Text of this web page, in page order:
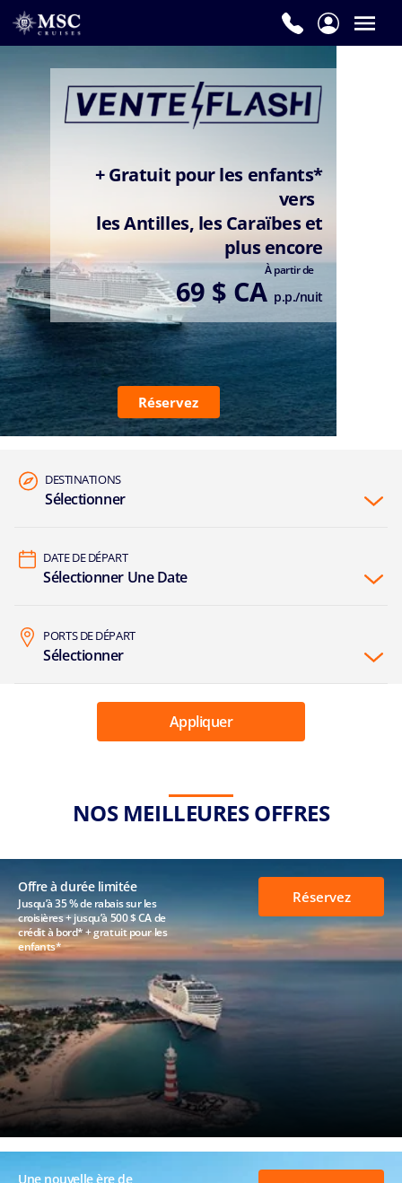
Réservez
+ Gratuit pour les enfants*
vers
les Antilles, les Caraïbes et
plus encore
À partir de
69 $ CA p.p./nuit
DESTINATIONS
Sélectionner
DATE DE DÉPART
Sélectionner Une Date
PORTS DE DÉPART
Sélectionner
Appliquer
NOS MEILLEURES OFFRES
Offre à durée limitée
Jusqu’à 35 % de rabais sur les
croisières + jusqu’à 500 $ CA de
crédit à bord* + gratuit pour les
enfants*
Réservez
Une nouvelle ère de